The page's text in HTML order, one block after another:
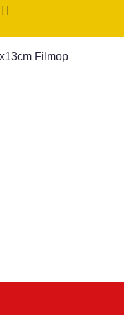
Filmop